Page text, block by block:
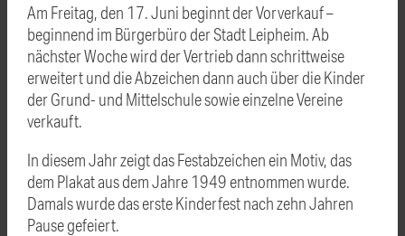
Am Freitag, den 17. Juni beginnt der Vorverkauf –
beginnend im Bürgerbüro der Stadt Leipheim. Ab
nächster Woche wird der Vertrieb dann schrittweise
erweitert und die Abzeichen dann auch über die Kinder
der Grund- und Mittelschule sowie einzelne Vereine
verkauft.
In diesem Jahr zeigt das Festabzeichen ein Motiv, das
dem Plakat aus dem Jahre 1949 entnommen wurde.
Damals wurde das erste Kinderfest nach zehn Jahren
Pause gefeiert.